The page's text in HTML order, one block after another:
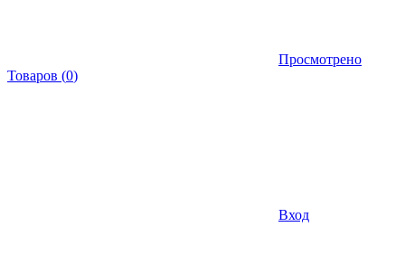
Просмотрено
Товаров (0)
Вход